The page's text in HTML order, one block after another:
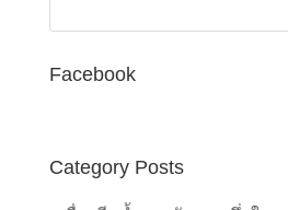
Facebook
Category Posts